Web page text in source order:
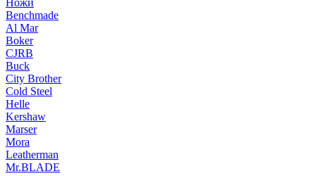
Ножи
Benchmade
Al Mar
Boker
CJRB
Buck
City Brother
Cold Steel
Helle
Kershaw
Marser
Mora
Leatherman
Mr.BLADE